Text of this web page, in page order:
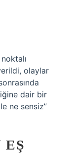
olaylar
dair bir
ne sensiz”